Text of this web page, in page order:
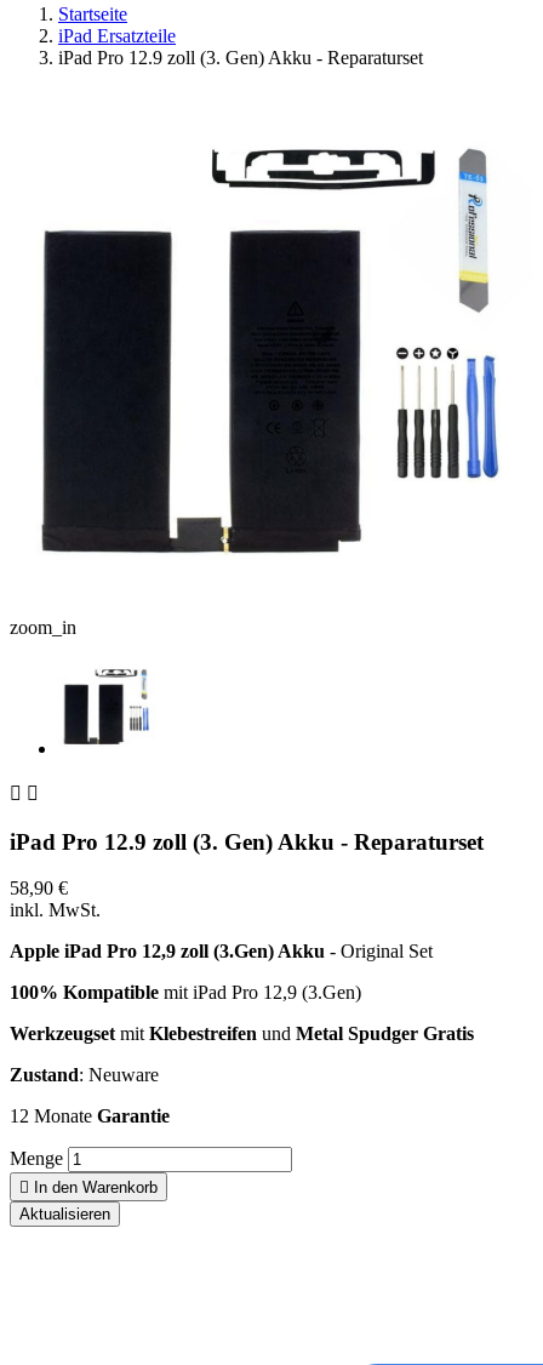
Startseite
iPad Ersatzteile
iPad Pro 12.9 zoll (3. Gen) Akku - Reparaturset
zoom_in
 
iPad Pro 12.9 zoll (3. Gen) Akku - Reparaturset
58,90 €
inkl. MwSt.
Apple iPad Pro 12,9 zoll (3.Gen) Akku - Original Set
100% Kompatible mit iPad Pro 12,9 (3.Gen)
WerkzeugsetmitKlebestreifen und Metal Spudger Gratis
Zustand: Neuware
12 Monate Garantie
Menge
 In den Warenkorb